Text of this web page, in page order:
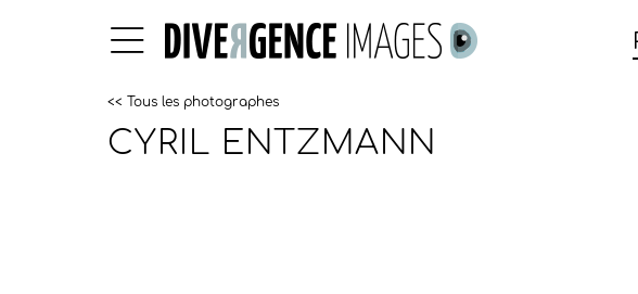
<< Tous les photographes
CYRIL ENTZMANN